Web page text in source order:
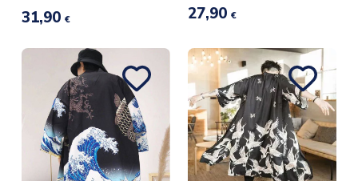
31,90 € 27,90 €